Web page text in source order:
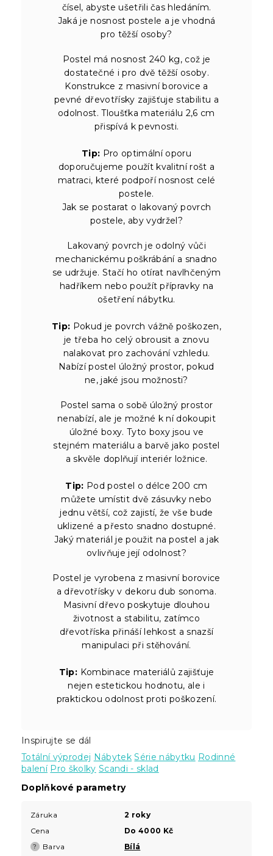
čísel, abyste ušetřili čas hledáním.
Jaká je nosnost postele a je vhodná
pro těžší osoby?
Postel má nosnost 240 kg, což je
dostatečné i pro dvě těžší osoby.
Konstrukce z masivní borovice a
pevné dřevotřísky zajišťuje stabilitu a
odolnost. Tloušťka materiálu 2,6 cm
přispívá k pevnosti.
Tip: Pro optimální oporu
doporučujeme použít kvalitní rošt a
matraci, které podpoří nosnost celé
postele.
Jak se postarat o lakovaný povrch
postele, aby vydržel?
Lakovaný povrch je odolný vůči
mechanickému poškrábání a snadno
se udržuje. Stačí ho otírat navlhčeným
hadříkem nebo použít přípravky na
ošetření nábytku.
Tip: Pokud je povrch vážně poškozen,
je třeba ho celý obrousit a znovu
nalakovat pro zachování vzhledu.
Nabízí postel úložný prostor, pokud
ne, jaké jsou možnosti?
Postel sama o sobě úložný prostor
nenabízí, ale je možné k ní dokoupit
úložné boxy. Tyto boxy jsou ve
stejném materiálu a barvě jako postel
a skvěle doplňují interiér ložnice.
Tip: Pod postel o délce 200 cm
můžete umístit dvě zásuvky nebo
jednu větší, což zajistí, že vše bude
uklizené a přesto snadno dostupné.
Jaký materiál je použit na postel a jak
ovlivňuje její odolnost?
Postel je vyrobena z masivní borovice
a dřevotřísky v dekoru dub sonoma.
Masivní dřevo poskytuje dlouhou
životnost a stabilitu, zatímco
dřevotříska přináší lehkost a snazší
manipulaci při stěhování.
Tip: Kombinace materiálů zajišťuje
nejen estetickou hodnotu, ale i
praktickou odolnost proti poškození.
Inspirujte se dál
Totální výprodej Nábytek Série nábytku Rodinné
balení Pro školky Scandi - sklad
Doplňkové parametry
Záruka
2 roky
Cena
Do 4000 Kč
? Barva Bílá